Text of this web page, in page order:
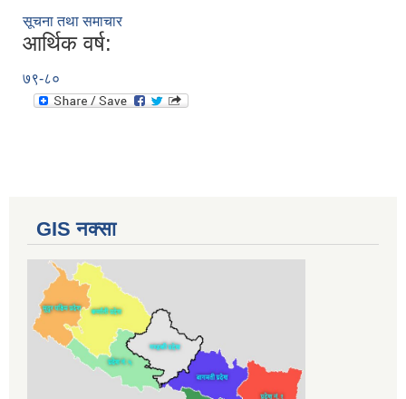
सूचना तथा समाचार
आर्थिक वर्ष:
७९-८०
GIS नक्सा